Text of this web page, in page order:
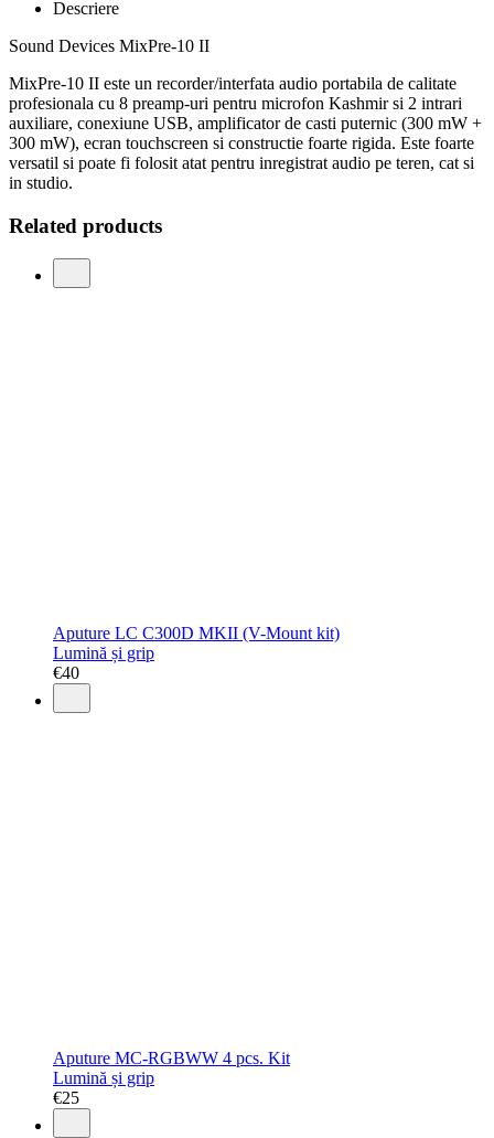
Descriere
Sound Devices MixPre-10 II
MixPre-10 II este un recorder/interfata audio portabila de calitate
profesionala cu 8 preamp-uri pentru microfon Kashmir si 2 intrari
auxiliare, conexiune USB, amplificator de casti puternic (300 mW +
300 mW), ecran touchscreen si constructie foarte rigida. Este foarte
versatil si poate fi folosit atat pentru inregistrat audio pe teren, cat si
in studio.
Related products
Aputure LC C300D MKII (V-Mount kit)
Lumină și grip
€40
Aputure MC-RGBWW 4 pcs. Kit
Lumină și grip
€25